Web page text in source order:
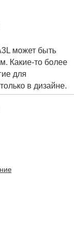
может быть
Какие-то более
для
в дизайне.